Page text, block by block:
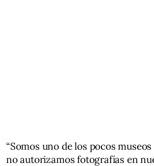
“Somos uno de los pocos
no autorizamos fotografías en